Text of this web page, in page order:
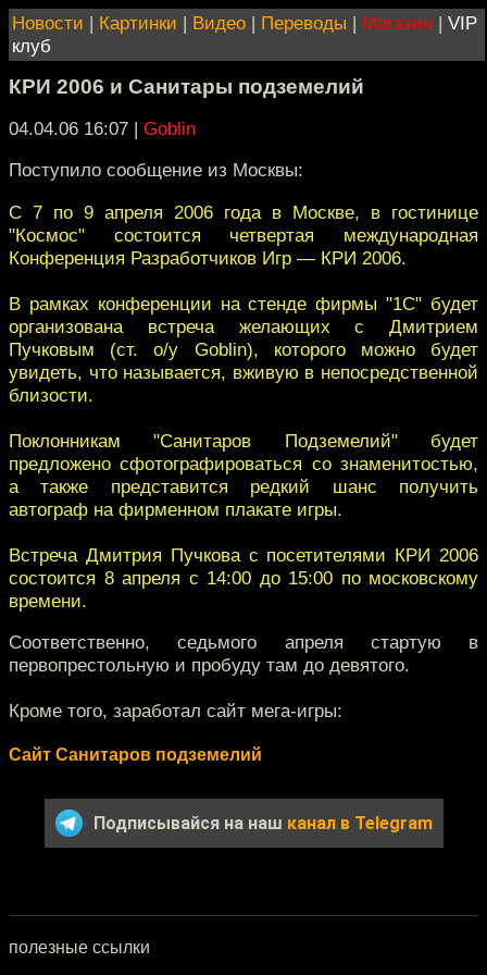
Новости | Картинки | Видео | Переводы | Магазин | VIP
клуб
КРИ 2006 и Санитары подземелий
04.04.06 16:07 | Goblin
Поступило сообщение из Москвы:
С 7 по 9 апреля 2006 года в Москве, в гостинице
"Космос" состоится четвертая международная
Конференция Разработчиков Игр — КРИ 2006.
В рамках конференции на стенде фирмы "1С" будет
организована встреча желающих с Дмитрием
Пучковым (ст. о/у Goblin), которого можно будет
увидеть, что называется, вживую в непосредственной
близости.
Поклонникам "Санитаров Подземелий" будет
предложено сфотографироваться со знаменитостью,
а также представится редкий шанс получить
автограф на фирменном плакате игры.
Встреча Дмитрия Пучкова с посетителями КРИ 2006
состоится 8 апреля с 14:00 до 15:00 по московскому
времени.
Соответственно, седьмого апреля стартую в
первопрестольную и пробуду там до девятого.
Кроме того, заработал сайт мега-игры:
Сайт Санитаров подземелий
Подписывайся на наш канал в Telegram
полезные ссылки